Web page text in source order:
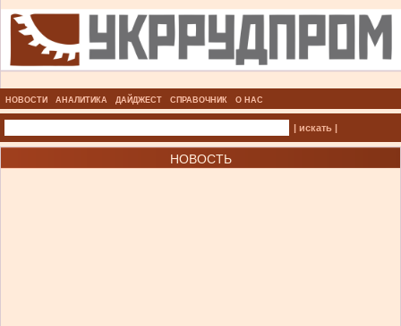
НОВОСТИ АНАЛИТИКА ДАЙДЖЕСТ СПРАВОЧНИК О НАС
| искать |
НОВОСТЬ